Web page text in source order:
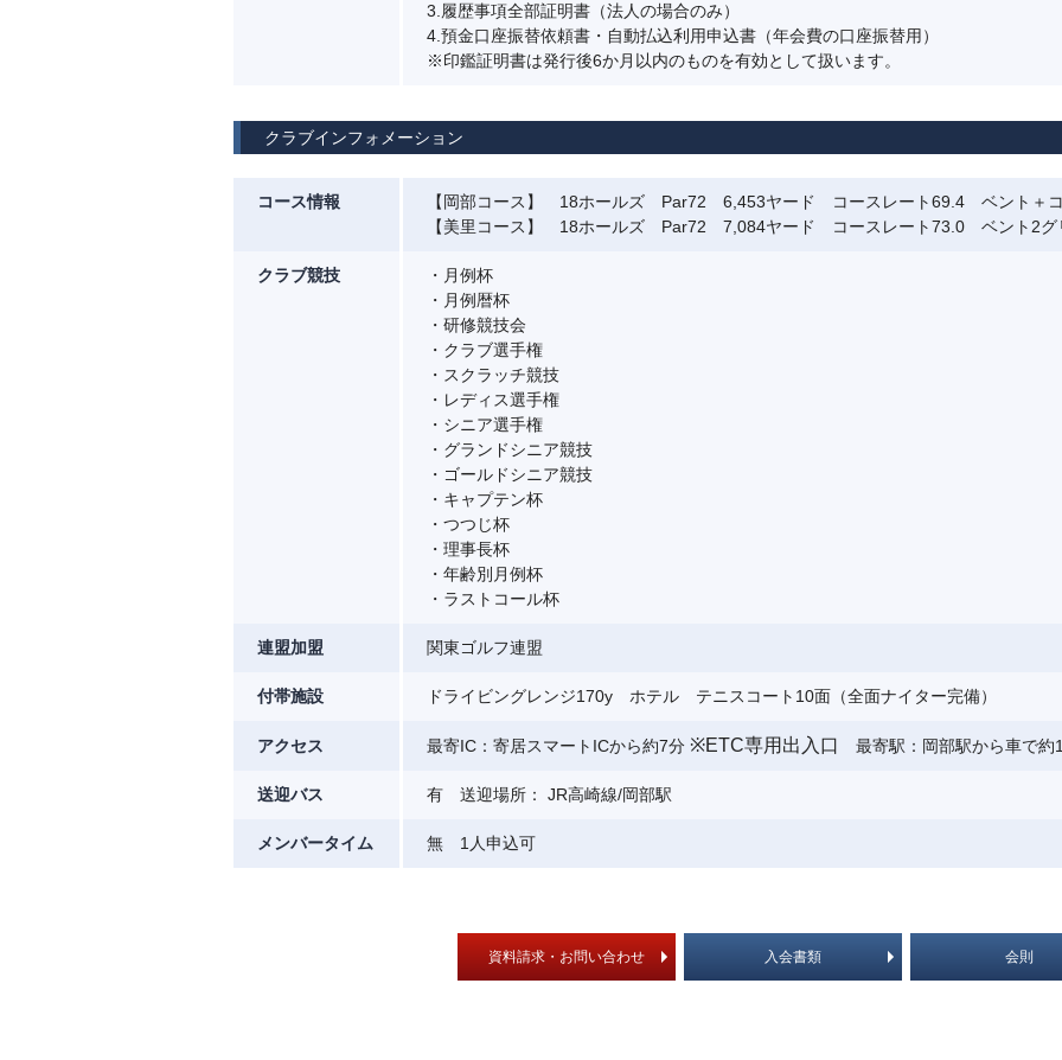
3.履歴事項全部証明書（法人の場合のみ）
4.預金口座振替依頼書・自動払込利用申込書（年会費の口座振替用）
※印鑑証明書は発行後6か月以内のものを有効として扱います。
クラブインフォメーション
コース情報
【岡部コース】 18ホールズ Par72 6,453ヤード コースレート69.4 ベント＋コ
【美里コース】 18ホールズ Par72 7,084ヤード コースレート73.0 ベント2グ
クラブ競技
・月例杯
・月例暦杯
・研修競技会
・クラブ選手権
・スクラッチ競技
・レディス選手権
・シニア選手権
・グランドシニア競技
・ゴールドシニア競技
・キャプテン杯
・つつじ杯
・理事長杯
・年齢別月例杯
・ラストコール杯
連盟加盟 関東ゴルフ連盟
付帯施設 ドライビングレンジ170y ホテル テニスコート10面（全面ナイター完備）
アクセス 最寄IC：寄居スマートICから約7分 ※ETC専用出入口 最寄駅：岡部駅から車で約
送迎バス 有 送迎場所： JR高崎線/岡部駅
メンバータイム 無 1人申込可
資料請求・お問い合わせ 入会書類 会則